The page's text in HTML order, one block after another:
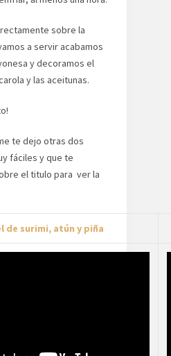
sobre la
a servir acabamos
y decoramos el
y las aceitunas.
te dejo otras dos
fáciles y que te
el titulo para ver la
de surimi, atún y piña